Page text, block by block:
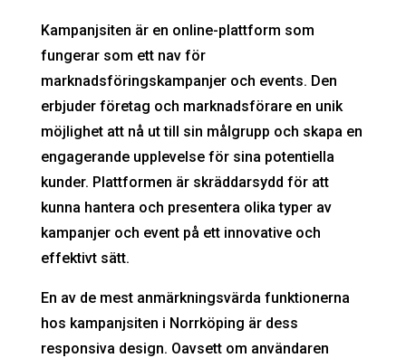
Kampanjsiten är en online-plattform som
fungerar som ett nav för
marknadsföringskampanjer och events. Den
erbjuder företag och marknadsförare en unik
möjlighet att nå ut till sin målgrupp och skapa en
engagerande upplevelse för sina potentiella
kunder. Plattformen är skräddarsydd för att
kunna hantera och presentera olika typer av
kampanjer och event på ett innovative och
effektivt sätt.
En av de mest anmärkningsvärda funktionerna
hos kampanjsiten i Norrköping är dess
responsiva design. Oavsett om användaren